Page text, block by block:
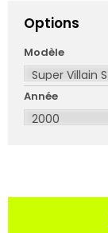
Options
Modèle
Année